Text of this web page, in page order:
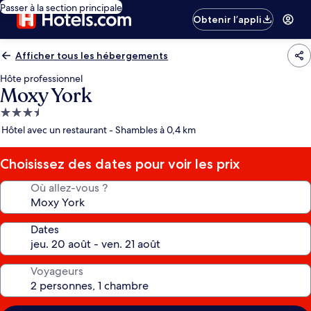
Passer à la section principale
Obtenir l’appli
Afficher tous les hébergements
Hôte professionnel
Moxy York
Hébergement
3.5 étoiles
Hôtel avec un restaurant - Shambles à 0,4 km
Choisissez des dates pour voir les prix
Où allez-vous ?
Dates
Voyageurs